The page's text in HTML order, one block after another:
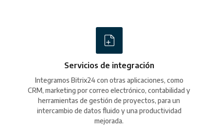
Servicios de integración
Integramos Bitrix24 con otras aplicaciones, como
CRM, marketing por correo electrónico, contabilidad y
herramientas de gestión de proyectos, para un
intercambio de datos fluido y una productividad
mejorada.